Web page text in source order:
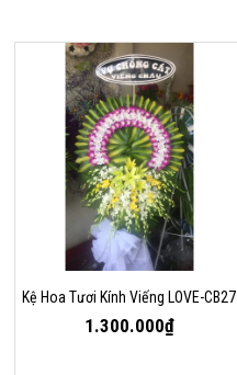
Kệ Hoa Tươi Kính Viếng LOVE-CB27
1.300.000₫